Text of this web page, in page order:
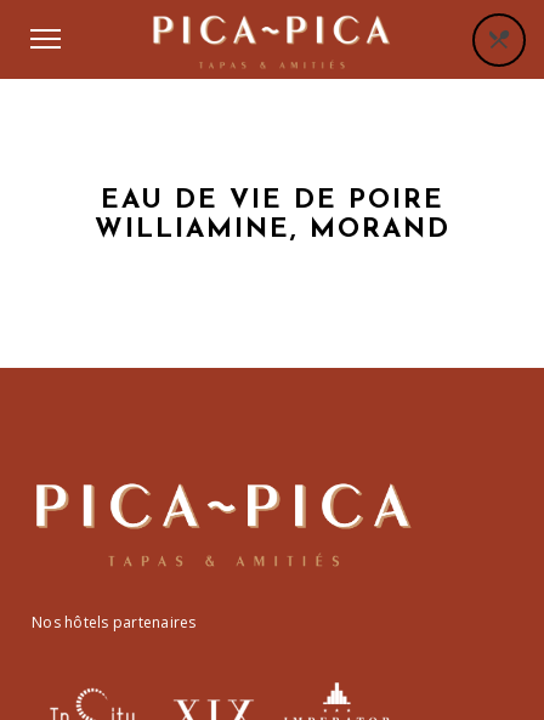
EAU DE VIE DE POIRE
WILLIAMINE, MORAND
Nos hôtels partenaires